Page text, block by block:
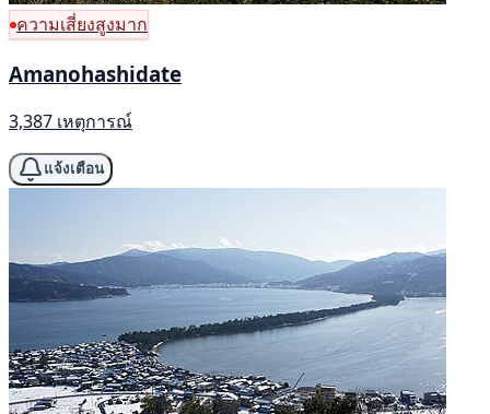
ความเสี่ยงสูงมาก
Amanohashidate
3,387 เหตุการณ์
แจ้งเตือน